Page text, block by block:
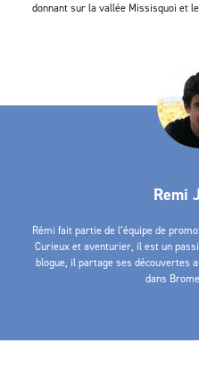
donnant sur la vallée Missisquoi et
Remi
Rémi fait partie de l’équipe de
Curieux et aventurier, il est un
blogue, il partage ses découvertes
dans